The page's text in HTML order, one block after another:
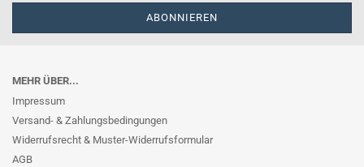
MEHR ÜBER...
Impressum
Versand- & Zahlungsbedingungen
Widerrufsrecht & Muster-Widerrufsformular
AGB